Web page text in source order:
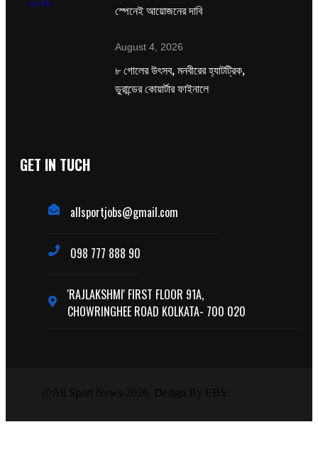
স্পেনেই আয়োজনের দাবি
August 4, 2026
৮ গোলের উৎসব, মনবীরের হ্যাটট্রিক,
ডুরান্ডের কোয়ার্টার ফাইনালে
GET IN TUCH
allsportjobs@gmail.com
098 777 888 90
'RAJLAKSHMI' FIRST FLOOR 91A,
CHOWRINGHEE ROAD KOLKATA- 700 020
@All Sport News-2026. Design By EBS.